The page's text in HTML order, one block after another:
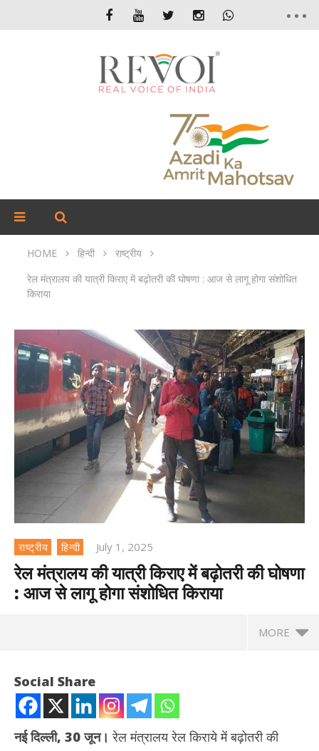
HOME हिन्दी
राष्ट्रीय
रेल मंत्रालय की यात्री किराए में बढ़ोतरी की घोषणा : आज से लागू होगा संशोधित
किराया
राष्ट्रीय हिन्दी July 1, 2025
रेल मंत्रालय की यात्री किराए में बढ़ोतरी की घोषणा
: आज से लागू होगा संशोधित किराया
MORE
Social Share
नई दिल्ली, 30 जून।रेल मंत्रालय रेल किराये में बढ़ोतरी की